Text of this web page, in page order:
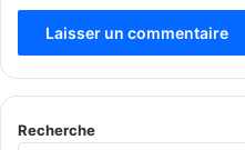
Recherche